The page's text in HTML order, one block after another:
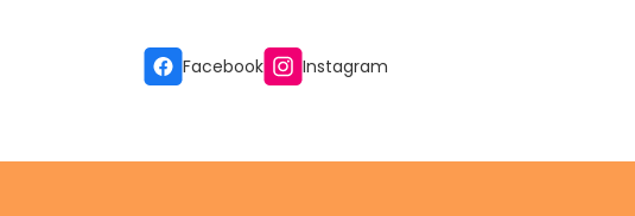
Gönder
Facebook Instagram